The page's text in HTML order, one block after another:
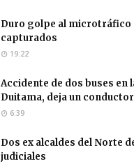
Duro golpe al microtráfico
capturados
19:22
Accidente de dos buses en
Duitama, deja un
6:39
Dos ex alcaldes del Norte
judiciales